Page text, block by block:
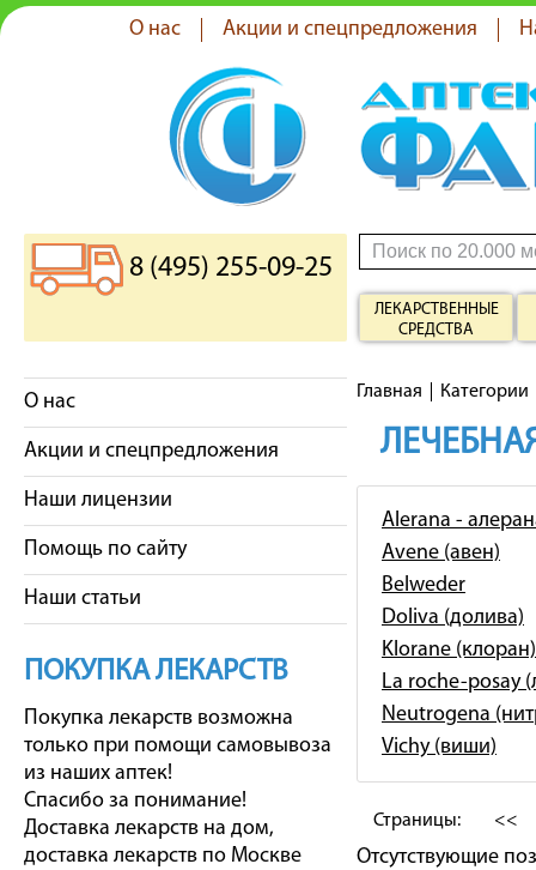
О нас Акции и спецпредложения
8 (495) 255-09-25
ЛЕКАРСТВЕННЫЕ
СРЕДСТВА
О нас
Акции и спецпредложения
Наши лицензии
Помощь по сайту
Наши статьи
ПОКУПКА ЛЕКАРСТВ
Покупка лекарств возможна
только при помощи самовывоза
из наших аптек!
Спасибо за понимание!
Доставка лекарств на дом,
доставка лекарств по Москве
Главная Категории
Alerana -
Avene (авен)
Belweder
Doliva (долива)
Klorane (клоран)
La roche-posay
Neutrogena
Vichy (виши)
Страницы: <<
Отсутствующие